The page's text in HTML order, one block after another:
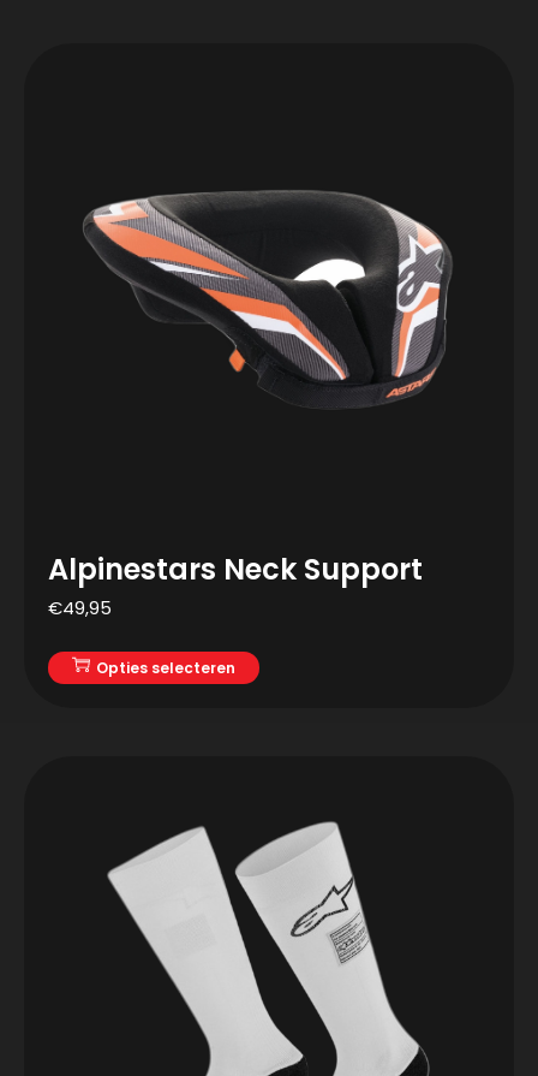
Alpinestars Neck Support
€49,95
Opties selecteren